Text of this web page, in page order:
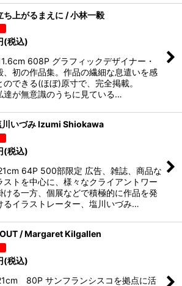
ち上がるまえに / 小林一毅
(税込)
608P グラフィックデザイナー・
、初の作品集。作品の繊細な息遣いを感
のできる(ほぼ)原寸で、完全掲載。
達が無意識のうちに見ている…
川いづみ Izumi Shiokawa
(税込)
64P 500部限定 広告、雑誌、商品な
ストを中心に、様々なクライアントワー
ける一方、個展などで積極的に作品を発
るイラストレーター、塩川いづみ…
/ Margaret Kilgallen
(税込)
80P サンフランシスコを拠点に活